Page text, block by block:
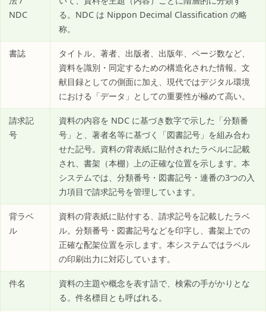
NDC
る。NDC は Nippon Decimal Classification の略
称。
書誌
タイトル、著者、出版者、出版年、ページ数など、
資料を識別・同定するための構造化された情報。文
献目録としての側面に加え、現代ではデジタル環境
における「データ」としての重要性が極めて高い。
請求記
号
資料の内容を NDC に基づき数字で示した「分類番
号」と、著者名等に基づく「図書記号」を組み合わ
せた記号。資料の背表紙に貼付されたラベルに記載
され、書架（本棚）上の正確な位置を示します。本
システムでは、分類番号・図書記号・連番の3つの入
力項目で請求記号を管理しています。
背ラベ
ル
資料の背表紙に貼付する、請求記号を記載したラベ
ル。分類番号・図書記号などを印字し、書架上での
正確な配架位置を示します。本システムではラベル
の印刷出力に対応しています。
件名
資料の主題や概念を表す語で、検索の手がかりとな
る。件名標目とも呼ばれる。